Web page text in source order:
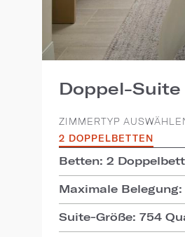
Doppel-
ZIMMERTYP
2 DOPPELBETTEN
Betten: 2
Maximale Belegung:
Suite-Größe: 754